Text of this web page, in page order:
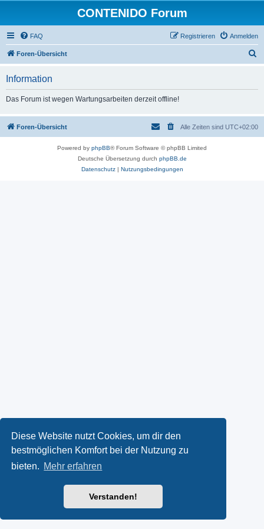
Diese Website nutzt Cookies, um dir den
bestmöglichen Komfort bei der Nutzung zu
bieten. Mehr erfahren
Verstanden!
CONTENIDO Forum
FAQ Anmelden
Registrieren
Foren-Übersicht
Information
Das Forum ist wegen Wartungsarbeiten derzeit offline!
Foren-Übersicht Alle Zeiten sind UTC+02:00
Powered by phpBB® Forum Software © phpBB Limited
Deutsche Übersetzung durch phpBB.de
Datenschutz| Nutzungsbedingungen